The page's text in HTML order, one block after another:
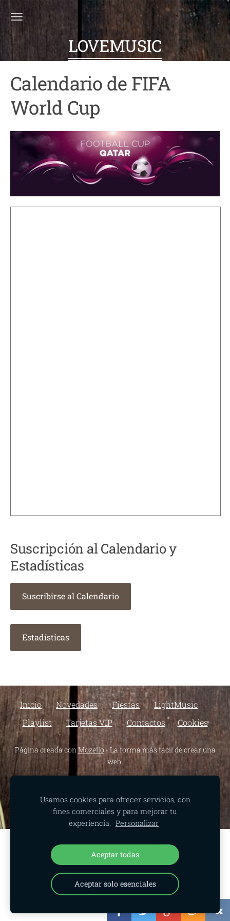
LOVEMUSIC
Calendario de FIFA
World Cup
Suscripción al Calendario y
Estadísticas
Suscribirse al Calendario
Estadísticas
Inicio Novedades Fiestas
LightMusic
Playlist
Tarjetas VIP Contactos Cookies
Página creada con Mozello- La forma más fácil de crear una
web.
Crea tu sitio web o tienda online con
Mozello.
Más información
Usamos cookies para ofrecer servicios, con
fines comerciales y para mejorar tu
experiencia. Personalizar
Aceptar todas
Aceptar solo esenciales